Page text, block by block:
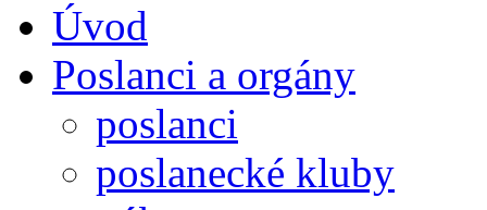
Úvod
Poslanci a orgány
poslanci
poslanecké kluby